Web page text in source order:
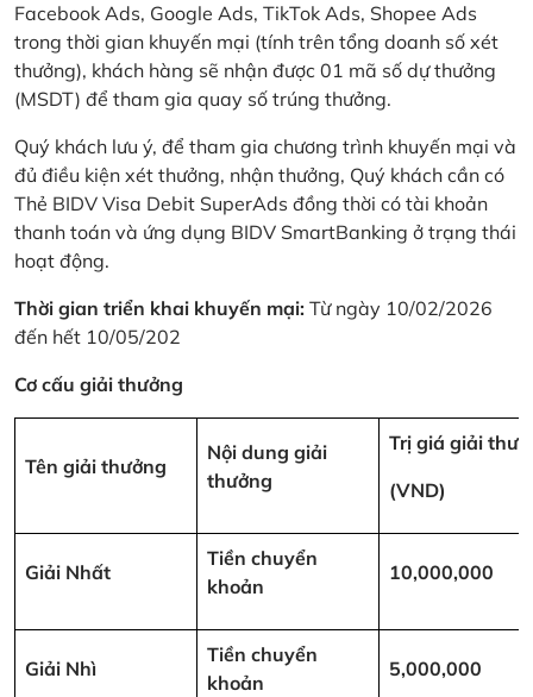
Facebook Ads, Google Ads, TikTok Ads, Shopee Ads
trong thời gian khuyến mại (tính trên tổng doanh số xét
thưởng), khách hàng sẽ nhận được 01 mã số dự thưởng
(MSDT) để tham gia quay số trúng thưởng.
Quý khách lưu ý, để tham gia chương trình khuyến mại và
đủ điều kiện xét thưởng, nhận thưởng, Quý khách cần có
Thẻ BIDV Visa Debit SuperAds đồng thời có tài khoản
thanh toán và ứng dụng BIDV SmartBanking ở trạng thái
hoạt động.
Thời gian triển khai khuyến mại: Từ ngày 10/02/2026
đến hết 10/05/202
Cơ cấu giải thưởng
Tên giải thưởng
Nội dung giải
thưởng
Trị giá giải
(VND)
Giải Nhất
Tiền chuyển
khoản
10,000,000
Giải Nhì
Tiền chuyển
khoản
5,000,000